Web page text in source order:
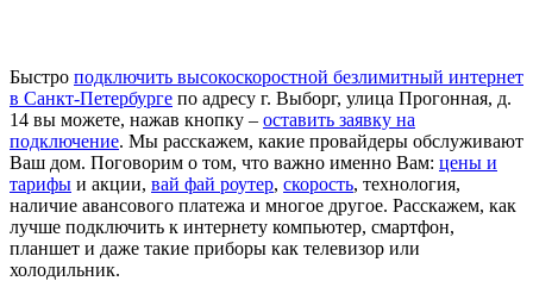
Быстро подключить высокоскоростной безлимитный интернет
в Санкт-Петербурге по адресу г. Выборг, улица Прогонная, д.
14 вы можете, нажав кнопку – оставить заявку на
подключение. Мы расскажем, какие провайдеры обслуживают
Ваш дом. Поговорим о том, что важно именно Вам: цены и
тарифы и акции, вай фай роутер, скорость, технология,
наличие авансового платежа и многое другое. Расскажем, как
лучше подключить к интернету компьютер, смартфон,
планшет и даже такие приборы как телевизор или
холодильник.